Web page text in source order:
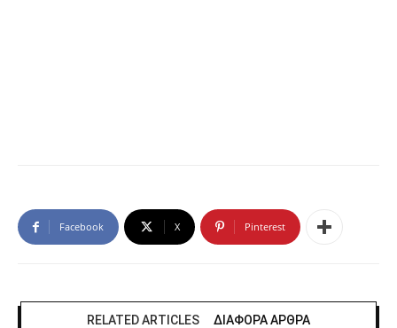
Facebook X Pinterest
RELATED ARTICLES ΔΙΑΦΟΡΑ ΑΡΘΡΑ